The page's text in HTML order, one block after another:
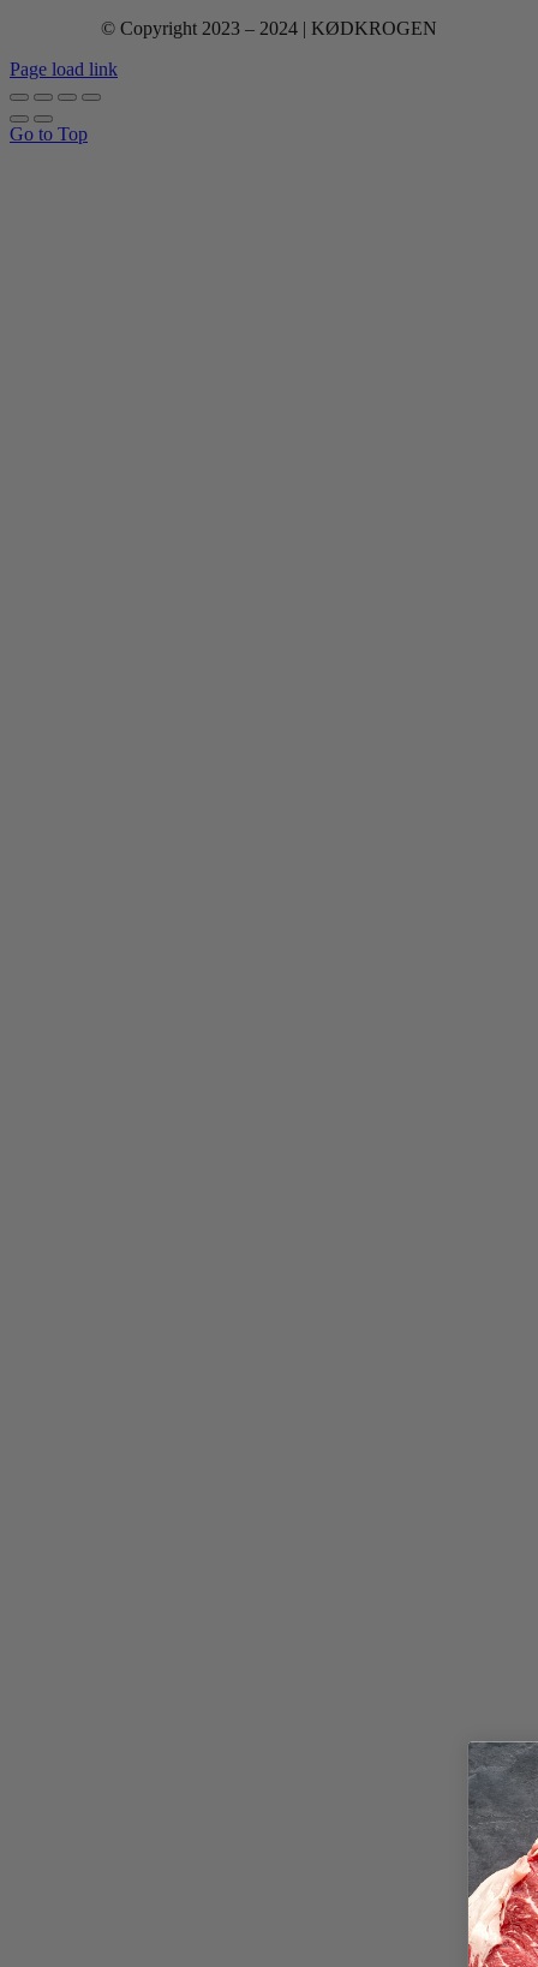
© Copyright 2023 – 2024 | KØDKROGEN
Page load link
Go to Top